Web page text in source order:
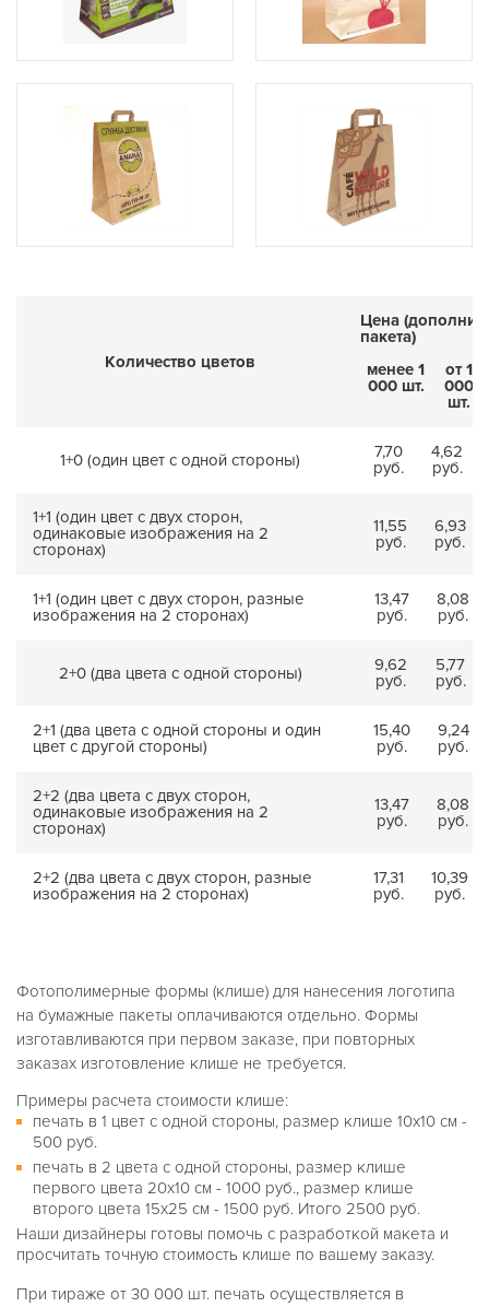
Количество цветов
Цена
пакета)
менее 1
000 шт.
от 1
000
шт.
1+0 (один цвет с одной стороны)
7,70
руб.
4,62
руб.
1+1 (один цвет с двух сторон,
одинаковые изображения на 2
сторонах)
11,55
руб.
6,93
руб.
1+1 (один цвет с двух сторон, разные
изображения на 2 сторонах)
13,47
руб.
8,08
руб.
2+0 (два цвета с одной стороны)
9,62
руб.
5,77
руб.
2+1 (два цвета с одной стороны и один
цвет с другой стороны)
15,40
руб.
9,24
руб.
2+2 (два цвета с двух сторон,
одинаковые изображения на 2
сторонах)
13,47
руб.
8,08
руб.
2+2 (два цвета с двух сторон, разные
изображения на 2 сторонах)
17,31
руб.
10,39
руб.
Фотополимерные формы (клише) для нанесения логотипа
на бумажные пакеты оплачиваются отдельно. Формы
изготавливаются при первом заказе, при повторных
заказах изготовление клише не требуется.
Примеры расчета стоимости клише:
печать в 1 цвет с одной стороны, размер клише 10х10 см -
500 руб.
печать в 2 цвета с одной стороны, размер клише
первого цвета 20х10 см - 1000 руб., размер клише
второго цвета 15х25 см - 1500 руб. Итого 2500 руб.
Наши дизайнеры готовы помочь с разработкой макета и
просчитать точную стоимость клише по вашему заказу.
При тираже от 30 000 шт. печать осуществляется в